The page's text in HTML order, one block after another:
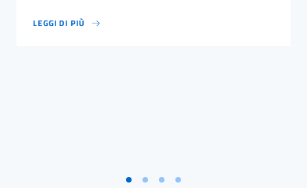
LEGGI DI PIÙ
MONUMENTINI